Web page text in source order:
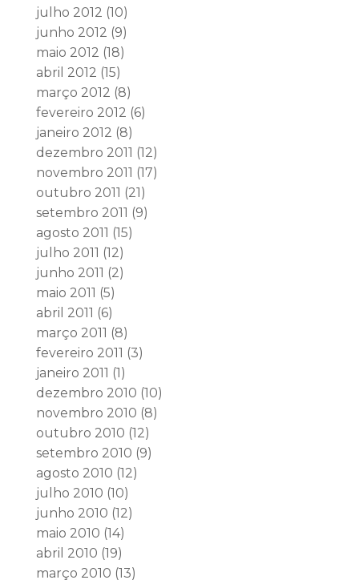
julho 2012 (10)
junho 2012 (9)
maio 2012 (18)
abril 2012 (15)
março 2012 (8)
fevereiro 2012 (6)
janeiro 2012 (8)
dezembro 2011 (12)
novembro 2011 (17)
outubro 2011 (21)
setembro 2011 (9)
agosto 2011 (15)
julho 2011 (12)
junho 2011 (2)
maio 2011 (5)
abril 2011 (6)
março 2011 (8)
fevereiro 2011 (3)
janeiro 2011 (1)
dezembro 2010 (10)
novembro 2010 (8)
outubro 2010 (12)
setembro 2010 (9)
agosto 2010 (12)
julho 2010 (10)
junho 2010 (12)
maio 2010 (14)
abril 2010 (19)
março 2010 (13)